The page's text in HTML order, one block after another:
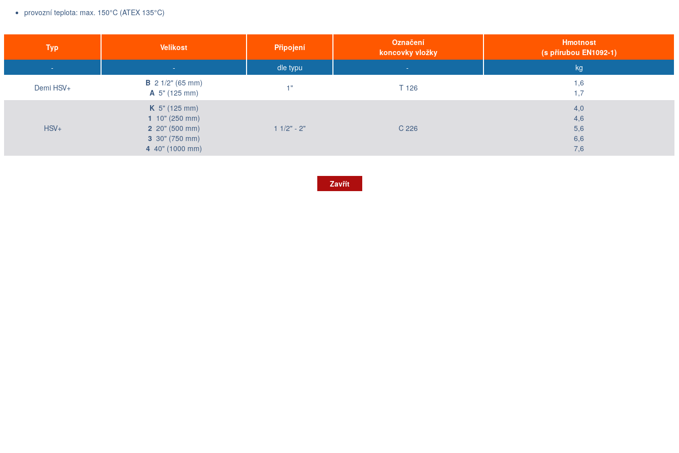
provozní teplota: max. 150°C (ATEX 135°C)
Typ Velikost Připojení
Označení
koncovky vložky
Hmotnost
(s přírubou EN1092-1)
-
- dle typu -
kg
Demi HSV+
B2 1/2" (65 mm)
A5" (125 mm) 1" T 126
1,6
1,7
HSV+
K5" (125 mm)
1 10" (250 mm)
220" (500 mm)
3 30" (750 mm)
440" (1000 mm)
1 1/2" - 2" C 226
4,0
4,6
5,6
6,6
7,6
Zavřít